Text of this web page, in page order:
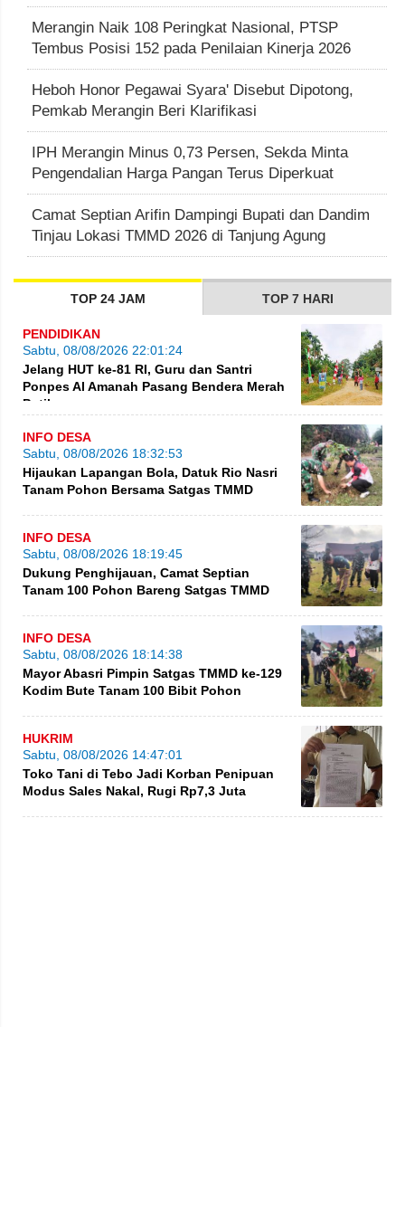
Merangin Naik 108 Peringkat Nasional, PTSP
Tembus Posisi 152 pada Penilaian Kinerja 2026
Heboh Honor Pegawai Syara' Disebut Dipotong,
Pemkab Merangin Beri Klarifikasi
IPH Merangin Minus 0,73 Persen, Sekda Minta
Pengendalian Harga Pangan Terus Diperkuat
Camat Septian Arifin Dampingi Bupati dan Dandim
Tinjau Lokasi TMMD 2026 di Tanjung Agung
TOP 24 JAM TOP 7 HARI
PENDIDIKAN
Sabtu, 08/08/2026 22:01:24
Jelang HUT ke-81 RI, Guru dan Santri
Ponpes Al Amanah Pasang Bendera Merah
Putih
INFO DESA
Sabtu, 08/08/2026 18:32:53
Hijaukan Lapangan Bola, Datuk Rio Nasri
Tanam Pohon Bersama Satgas TMMD
INFO DESA
Sabtu, 08/08/2026 18:19:45
Dukung Penghijauan, Camat Septian
Tanam 100 Pohon Bareng Satgas TMMD
INFO DESA
Sabtu, 08/08/2026 18:14:38
Mayor Abasri Pimpin Satgas TMMD ke-129
Kodim Bute Tanam 100 Bibit Pohon
HUKRIM
Sabtu, 08/08/2026 14:47:01
Toko Tani di Tebo Jadi Korban Penipuan
Modus Sales Nakal, Rugi Rp7,3 Juta